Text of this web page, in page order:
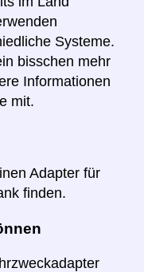
Systeme.
bisschen mehr
Informationen
mit.
Adapter für
finden.